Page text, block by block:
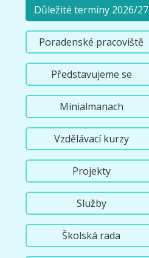
Důležité termíny 2026/27
Poradenské pracoviště
Představujeme se
Minialmanach
Vzdělávací kurzy
Projekty
Služby
Školská rada